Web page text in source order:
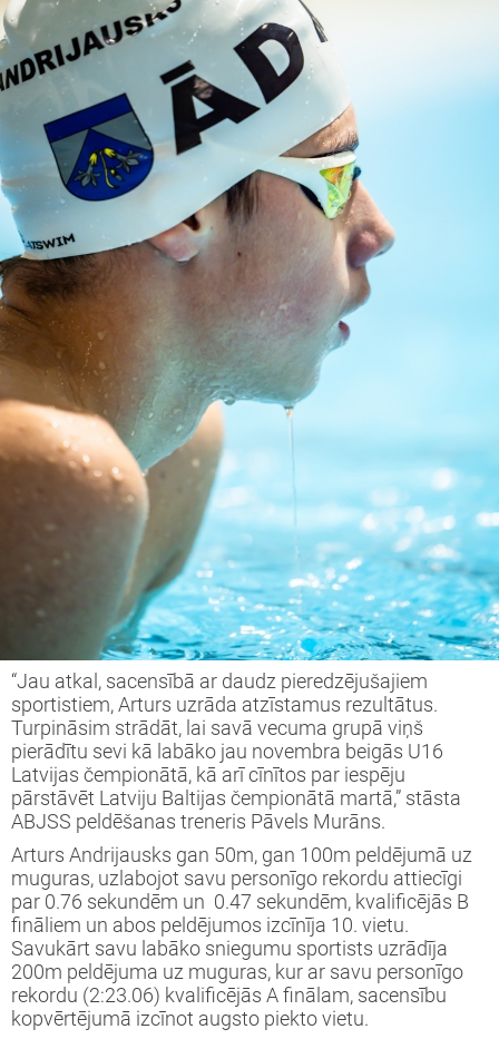
“Jau atkal, sacensībā ar daudz pieredzējušajiem
sportistiem, Arturs uzrāda atzīstamus rezultātus.
Turpināsim strādāt, lai savā vecuma grupā viņš
pierādītu sevi kā labāko jau novembra beigās U16
Latvijas čempionātā, kā arī cīnītos par iespēju
pārstāvēt Latviju Baltijas čempionātā martā,” stāsta
ABJSS peldēšanas treneris Pāvels Murāns.
Arturs Andrijausks gan 50m, gan 100m peldējumā uz
muguras, uzlabojot savu personīgo rekordu attiecīgi
par 0.76 sekundēm un 0.47 sekundēm, kvalificējās B
fināliem un abos peldējumos izcīnīja 10. vietu.
Savukārt savu labāko sniegumu sportists uzrādīja
200m peldējuma uz muguras, kur ar savu personīgo
rekordu (2:23.06) kvalificējās A finālam, sacensību
kopvērtējumā izcīnot augsto piekto vietu.